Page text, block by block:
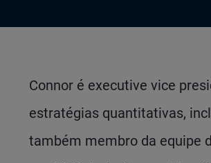
Connor é executive vice
estratégias quantitativas,
também membro da equipe